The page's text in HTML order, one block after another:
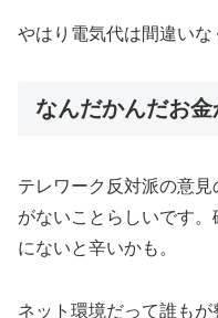
やはり電気代は間違いな
なんだかんだお金
テレワーク反対派の意
がないことらしいです
にないと辛いかも。
ネット環境だって誰もが